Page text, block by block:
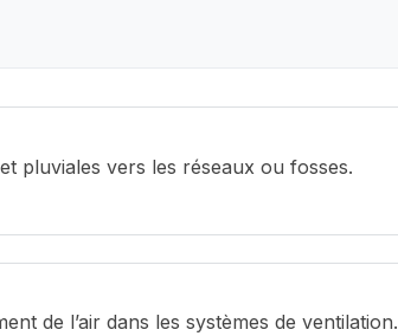
pluviales vers les réseaux ou fosses.
de l’air dans les systèmes de ventilation.